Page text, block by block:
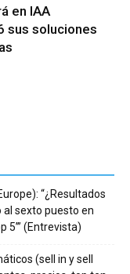
en IAA
sus soluciones
“¿Resultados
al sexto puesto en
5’” (Entrevista)
(sell in y sell